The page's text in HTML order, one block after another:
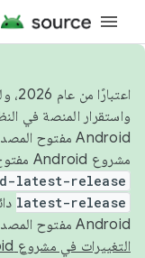
واستقرار المنصة في
مشروع Android مفتوح المصدر والمساهمة فيه، استخدِم
latest-release
latest-release
Android مفتوح المصدر. لمزيد من المعلومات، يُرجى الاطّلاع على
التغييرات في مشروع Android مفتوح المصدر